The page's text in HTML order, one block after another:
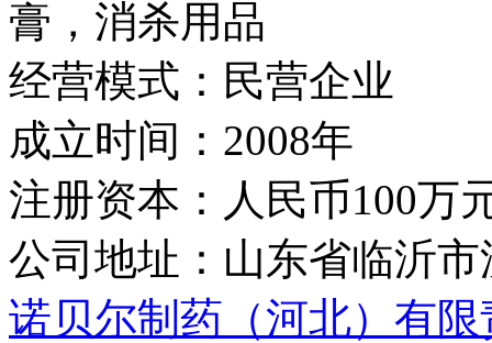
膏，消杀用品
经营模式： 民营企业
成立时间： 2008年
注册资本： 人民币100万
公司地址： 山东省临沂
诺贝尔制药（河北）有